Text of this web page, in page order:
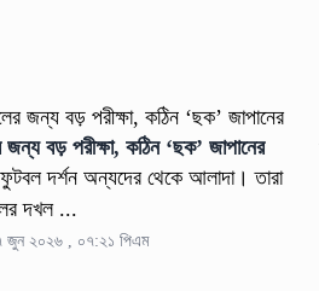
জন্য বড় পরীক্ষা, কঠিন ‘ছক’ জাপানের
ফুটবল দর্শন অন্যদের থেকে আলাদা। তারা
দখল ...
জুন ২০২৬ , ০৭:২১ পিএম